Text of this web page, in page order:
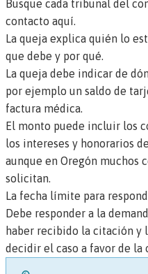
Busque cada tribunal del
contacto aquí.
La queja explica quién lo
que debe y por qué.
La queja debe indicar de
por ejemplo un saldo de
factura médica.
El monto puede incluir los
los intereses y honorarios
aunque en Oregón muchos
solicitan.
La fecha límite para
Debe responder a la
haber recibido la citación y
decidir el caso a favor de la